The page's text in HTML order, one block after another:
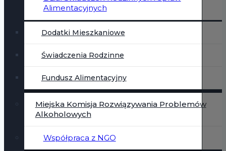
Alimentacyjnych
Dodatki Mieszkaniowe
Świadczenia Rodzinne
Fundusz Alimentacyjny
Miejska Komisja Rozwiązywania Problemów
Alkoholowych
Współpraca z NGO